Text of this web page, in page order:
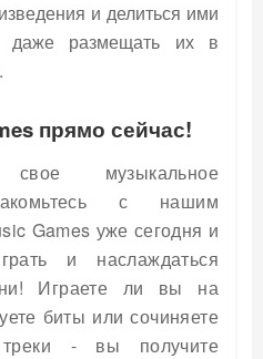
и делиться ими
даже размещать их в
прямо сейчас!
музыкальное
с нашим
Games уже сегодня и
и наслаждаться
Играете ли вы на
биты или сочиняете
- вы получите